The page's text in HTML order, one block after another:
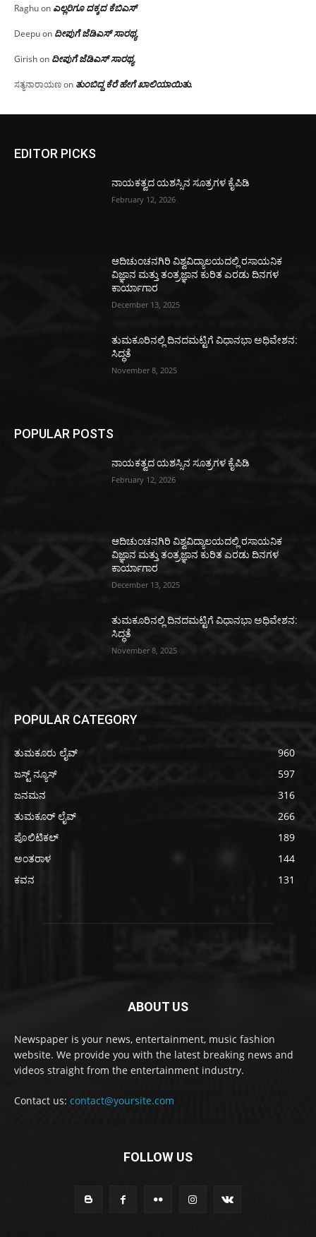
Raghuon ಎಲ್ಲರಿಗೂ ದಕ್ಕದ ಕೆಬಿಎಸ್
Deepuon ದೀಪುಗೆ ಜೆಡಿಎಸ್ ಸಾರಥ್ಯ
Girishon ದೀಪುಗೆ ಜೆಡಿಎಸ್ ಸಾರಥ್ಯ
ಸತ್ಯನಾರಾಯಣon ತುಂಬಿದ್ದ ಕೆರೆ ಹೇಗೆ ಖಾಲಿಯಾಯಿತು.
EDITOR PICKS
ನಾಯಕತ್ವದ ಯಶಸ್ಸಿನ ಸೂತ್ರಗಳ ಕೈಪಿಡಿ
February 12, 2026
ಆದಿಚುಂಚನಗಿರಿ ವಿಶ್ವವಿದ್ಯಾಲಯದಲ್ಲಿ ರಸಾಯನಿಕ
ವಿಜ್ಞಾನ ಮತ್ತು ತಂತ್ರಜ್ಞಾನ ಕುರಿತ ಎರಡು ದಿನಗಳ
ಕಾರ್ಯಾಗಾರ
December 13, 2025
ತುಮಕೂರಿನಲ್ಲಿ ದಿನದಮಟ್ಟಿಗೆ ವಿಧಾನಭಾ ಅಧಿವೇಶನ:
ಸಿದ್ಧತೆ
November 8, 2025
POPULAR POSTS
ನಾಯಕತ್ವದ ಯಶಸ್ಸಿನ ಸೂತ್ರಗಳ ಕೈಪಿಡಿ
February 12, 2026
ಆದಿಚುಂಚನಗಿರಿ ವಿಶ್ವವಿದ್ಯಾಲಯದಲ್ಲಿ ರಸಾಯನಿಕ
ವಿಜ್ಞಾನ ಮತ್ತು ತಂತ್ರಜ್ಞಾನ ಕುರಿತ ಎರಡು ದಿನಗಳ
ಕಾರ್ಯಾಗಾರ
December 13, 2025
ತುಮಕೂರಿನಲ್ಲಿ ದಿನದಮಟ್ಟಿಗೆ ವಿಧಾನಭಾ ಅಧಿವೇಶನ:
ಸಿದ್ಧತೆ
November 8, 2025
POPULAR CATEGORY
ತುಮಕೂರು ಲೈವ್
960
ಜಸ್ಟ್ ನ್ಯೂಸ್
597
ಜನಮನ
316
ತುಮಕೂರ್ ಲೈವ್
266
ಪೊಲಿಟಿಕಲ್
189
ಅಂತರಾಳ
144
ಕವನ
131
ABOUT US
Newspaper is your news, entertainment, music fashion
website. We provide you with the latest breaking news and
videos straight from the entertainment industry.
Contact us: contact@yoursite.com
FOLLOW US